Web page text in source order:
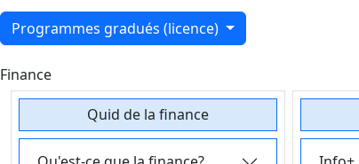
Programmes gradués (licence)
Finance
Quid de la finance